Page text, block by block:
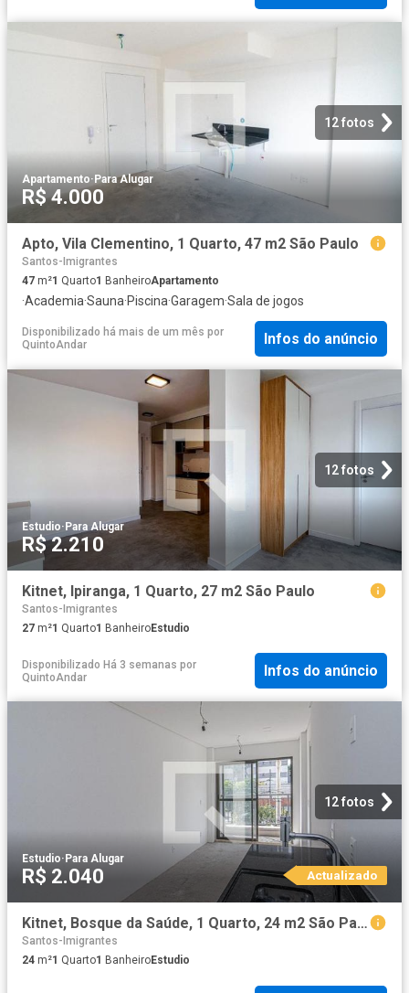
12 fotos
Apartamento· Para Alugar
R$ 4.000
Apto, Vila Clementino, 1 Quarto, 47 m2 São Paulo
Santos-Imigrantes
47 m²1 Quarto1 BanheiroApartamento
·Academia·Sauna·Piscina·Garagem·Sala de jogos
Disponibilizado há mais de um mês por
QuintoAndar
Infos do anúncio
12 fotos
Estudio·Para Alugar
R$ 2.210
Kitnet, Ipiranga, 1 Quarto, 27 m2 São Paulo
Santos-Imigrantes
27 m²1 Quarto1 BanheiroEstudio
Disponibilizado Há 3 semanas por
QuintoAndar
Infos do anúncio
12 fotos
Estudio· Para Alugar
R$ 2.040 Actualizado
Kitnet, Bosque da Saúde, 1 Quarto, 24 m2 São Paulo
Santos-Imigrantes
24 m²1 Quarto1 BanheiroEstudio